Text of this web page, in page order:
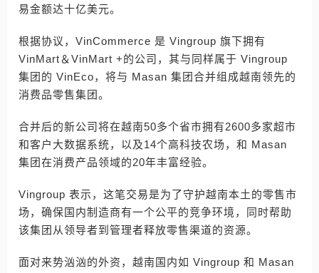
易金额达十亿美元。
根据协议，VinCommerce 是 Vingroup 旗下拥有
VinMart＆VinMart +的公司，其与同样属于 Vingroup
集团的 VinEco，将与 Masan 集团合并组成越南领先的
消费品零售集团。
合并后的新公司将在越南50多个省市拥有2600多家超市
和客户大数据系统，以及14个高科技农场，和 Masan
集团在消费产品领域的20年丰富经验。
Vingroup 表示，这笔交易是为了守护越南本土的零售市
场，确保国内制造商有一个公平的竞争环境，同时帮助
该集团从领导者到管理者释放零售渠道的资源。
面对来势汹汹的外资，越南国内如 Vingroup 和 Masan